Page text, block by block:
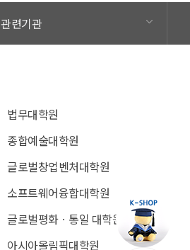
관련기관
법무대학원
종합예술대학원
글로벌창업벤처대학원
소프트웨어융합대학원
글로벌평화ㆍ통일 대학원
아시아올림픽대학원